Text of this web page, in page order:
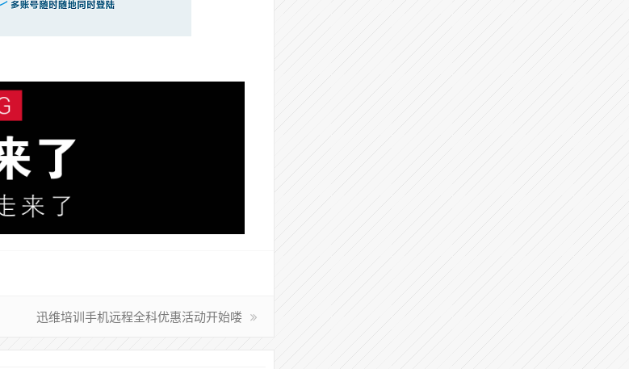
迅维培训手机远程全科优惠活动开始喽